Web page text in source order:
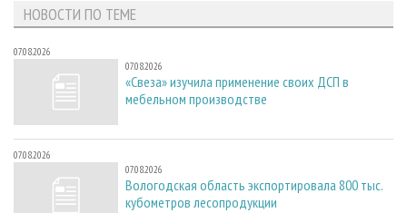
НОВОСТИ ПО ТЕМЕ
07.08.2026
07.08.2026
«Свеза» изучила применение своих ДСП в
мебельном производстве
07.08.2026
07.08.2026
Вологодская область экспортировала 800 тыс.
кубометров лесопродукции